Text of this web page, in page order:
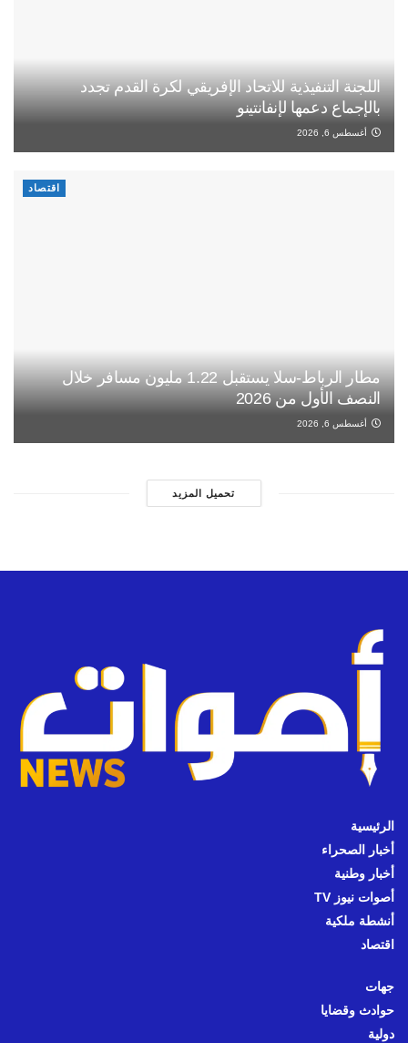
اللجنة التنفيذية للاتحاد الإفريقي لكرة القدم تجدد
بالإجماع دعمها لإنفانتينو
أغسطس 6, 2026
اقتصاد
مطار الرباط-سلا يستقبل 1.22 مليون مسافر خلال
النصف الأول من 2026
أغسطس 6, 2026
تحميل المزيد
الرئيسية
أخبار الصحراء
أخبار وطنية
أصوات نيوز TV
أنشطة ملكية
اقتصاد
جهات
حوادث وقضايا
دولية